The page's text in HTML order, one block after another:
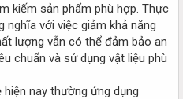
kiếm sản phẩm phù hợp. Thực
nghĩa với việc giảm khả năng
lượng vẫn có thể đảm bảo an
chuẩn và sử dụng vật liệu phù
nay thường ứng dụng